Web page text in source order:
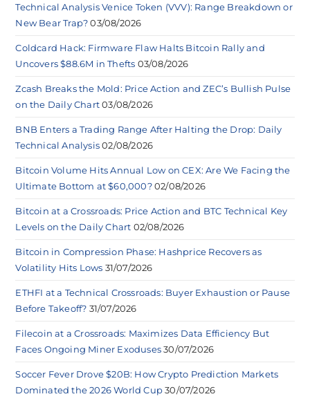
Technical Analysis Venice Token (VVV): Range Breakdown or
New Bear Trap? 03/08/2026
Coldcard Hack: Firmware Flaw Halts Bitcoin Rally and
Uncovers $88.6M in Thefts 03/08/2026
Zcash Breaks the Mold: Price Action and ZEC’s Bullish Pulse
on the Daily Chart 03/08/2026
BNB Enters a Trading Range After Halting the Drop: Daily
Technical Analysis 02/08/2026
Bitcoin Volume Hits Annual Low on CEX: Are We Facing the
Ultimate Bottom at $60,000? 02/08/2026
Bitcoin at a Crossroads: Price Action and BTC Technical Key
Levels on the Daily Chart 02/08/2026
Bitcoin in Compression Phase: Hashprice Recovers as
Volatility Hits Lows 31/07/2026
ETHFI at a Technical Crossroads: Buyer Exhaustion or Pause
Before Takeoff? 31/07/2026
Filecoin at a Crossroads: Maximizes Data Efficiency But
Faces Ongoing Miner Exoduses 30/07/2026
Soccer Fever Drove $20B: How Crypto Prediction Markets
Dominated the 2026 World Cup 30/07/2026